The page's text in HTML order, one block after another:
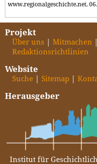
www.regionalgeschichte.net,
Projekt
Über uns Mitmachen
Redaktionsrichtlinien
Website
Suche Sitemap
Herausgeber
Institut für